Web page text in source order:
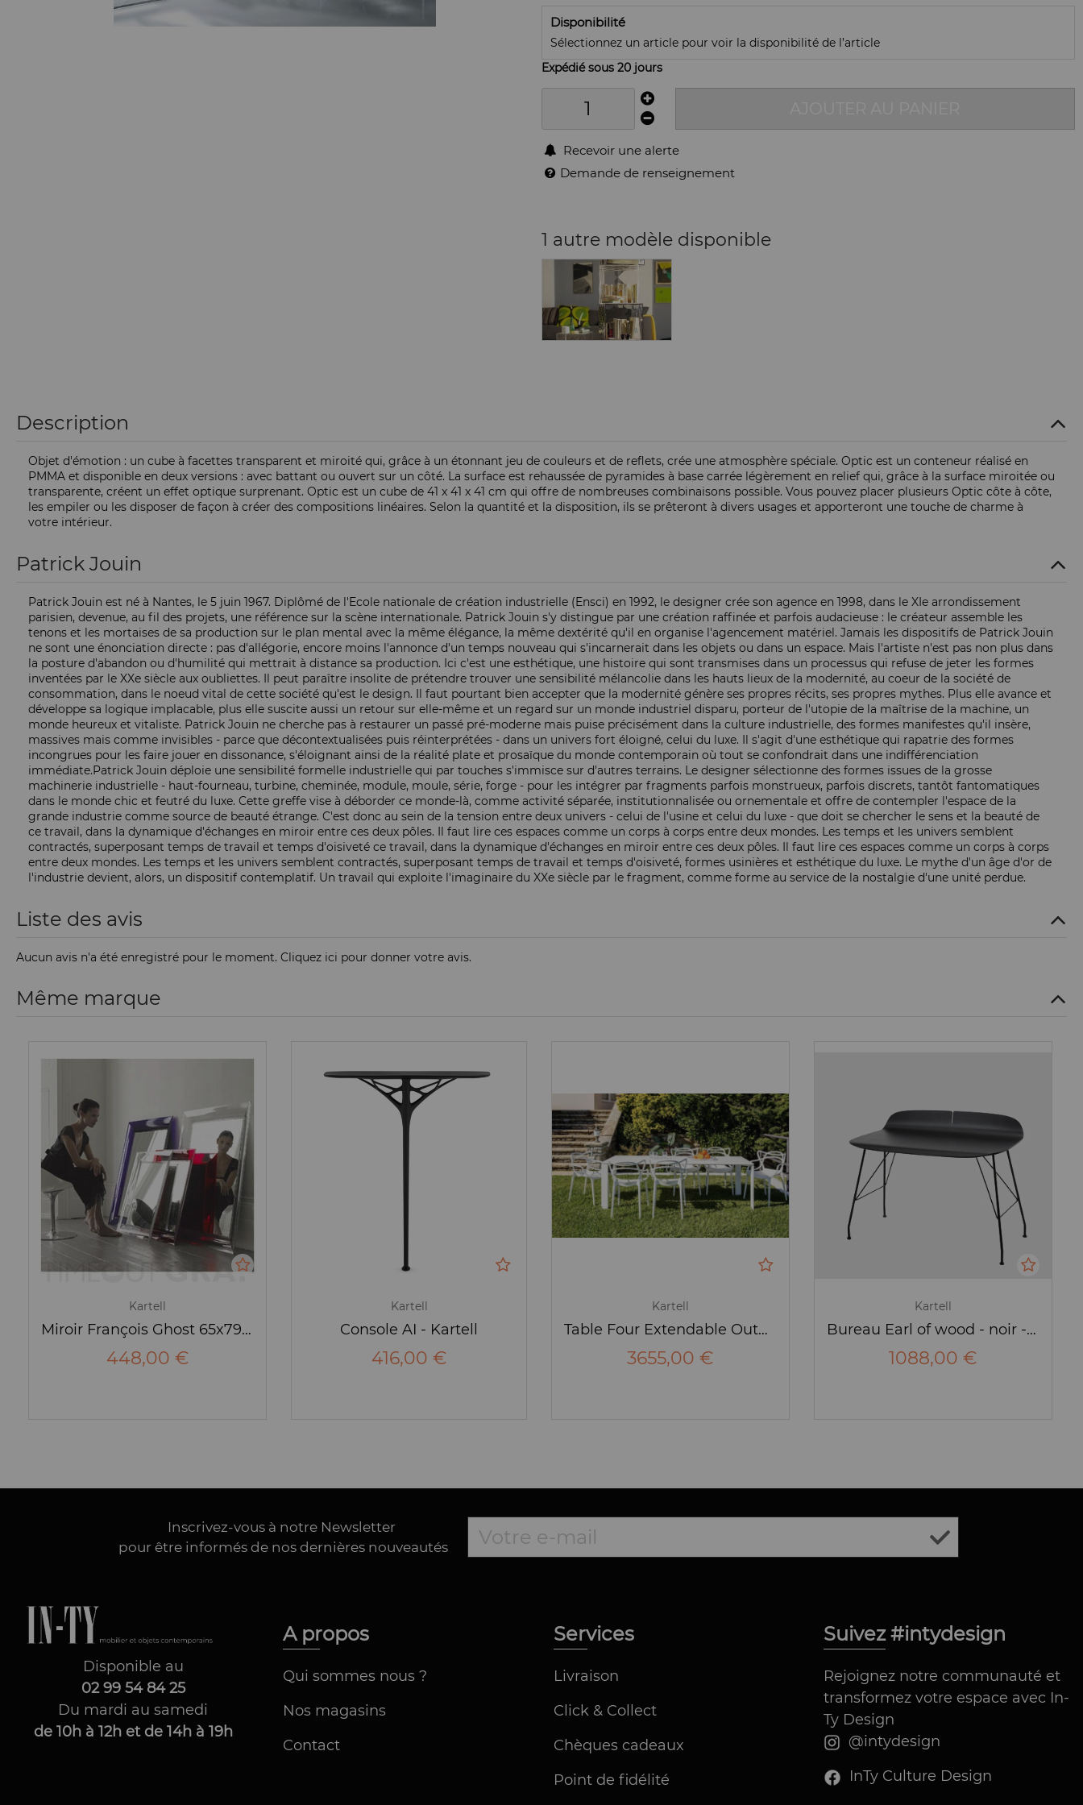
Disponibilité
Sélectionnez un article pour voir la disponibilité de l’article
Expédié sous 20 jours
Recevoir une alerte
Demande de renseignement
1 autre modèle disponible
Description
Objet d'émotion : un cube à facettes transparent et miroité qui, grâce à un étonnant jeu de couleurs et de reflets, crée une atmosphère spéciale. Optic est un conteneur réalisé en
PMMA et disponible en deux versions : avec battant ou ouvert sur un côté. La surface est rehaussée de pyramides à base carrée légèrement en relief qui, grâce à la surface miroitée ou
transparente, créent un effet optique surprenant. Optic est un cube de 41 x 41 x 41 cm qui offre de nombreuses combinaisons possible. Vous pouvez placer plusieurs Optic côte à côte,
les empiler ou les disposer de façon à créer des compositions linéaires. Selon la quantité et la disposition, ils se prêteront à divers usages et apporteront une touche de charme à
votre intérieur.
Patrick Jouin
Patrick Jouin est né à Nantes, le 5 juin 1967. Diplômé de l'Ecole nationale de création industrielle (Ensci) en 1992, le designer crée son agence en 1998, dans le XIe arrondissement
parisien, devenue, au fil des projets, une référence sur la scène internationale. Patrick Jouin s'y distingue par une création raffinée et parfois audacieuse : le créateur assemble les
tenons et les mortaises de sa production sur le plan mental avec la même élégance, la même dextérité qu'il en organise l'agencement matériel. Jamais les dispositifs de Patrick Jouin
ne sont une énonciation directe : pas d'allégorie, encore moins l'annonce d'un temps nouveau qui s'incarnerait dans les objets ou dans un espace. Mais l'artiste n'est pas non plus dans
la posture d'abandon ou d'humilité qui mettrait à distance sa production. Ici c'est une esthétique, une histoire qui sont transmises dans un processus qui refuse de jeter les formes
inventées par le XXe siècle aux oubliettes. Il peut paraître insolite de prétendre trouver une sensibilité mélancolie dans les hauts lieux de la modernité, au coeur de la société de
consommation, dans le noeud vital de cette société qu'est le design. Il faut pourtant bien accepter que la modernité génère ses propres récits, ses propres mythes. Plus elle avance et
développe sa logique implacable, plus elle suscite aussi un retour sur elle-même et un regard sur un monde industriel disparu, porteur de l'utopie de la maîtrise de la machine, un
monde heureux et vitaliste. Patrick Jouin ne cherche pas à restaurer un passé pré-moderne mais puise précisément dans la culture industrielle, des formes manifestes qu'il insère,
massives mais comme invisibles - parce que décontextualisées puis réinterprétées - dans un univers fort éloigné, celui du luxe. Il s'agit d'une esthétique qui rapatrie des formes
incongrues pour les faire jouer en dissonance, s'éloignant ainsi de la réalité plate et prosaïque du monde contemporain où tout se confondrait dans une indifférenciation
immédiate.Patrick Jouin déploie une sensibilité formelle industrielle qui par touches s'immisce sur d'autres terrains. Le designer sélectionne des formes issues de la grosse
machinerie industrielle - haut-fourneau, turbine, cheminée, module, moule, série, forge - pour les intégrer par fragments parfois monstrueux, parfois discrets, tantôt fantomatiques
dans le monde chic et feutré du luxe. Cette greffe vise à déborder ce monde-là, comme activité séparée, institutionnalisée ou ornementale et offre de contempler l'espace de la
grande industrie comme source de beauté étrange. C'est donc au sein de la tension entre deux univers - celui de l'usine et celui du luxe - que doit se chercher le sens et la beauté de
ce travail, dans la dynamique d'échanges en miroir entre ces deux pôles. Il faut lire ces espaces comme un corps à corps entre deux mondes. Les temps et les univers semblent
contractés, superposant temps de travail et temps d'oisiveté ce travail, dans la dynamique d'échanges en miroir entre ces deux pôles. Il faut lire ces espaces comme un corps à corps
entre deux mondes. Les temps et les univers semblent contractés, superposant temps de travail et temps d'oisiveté, formes usinières et esthétique du luxe. Le mythe d'un âge d'or de
l'industrie devient, alors, un dispositif contemplatif. Un travail qui exploite l'imaginaire du XXe siècle par le fragment, comme forme au service de la nostalgie d'une unité perdue.
Liste des avis
Aucun avis n'a été enregistré pour le moment. Cliquez ici pour donner votre avis.
Même marque
Kartell
Miroir François Ghost 65x79 cm - Kartell
448,00 €
Kartell
Console AI - Kartell
416,00 €
Kartell
Table Four Extendable Outdoor
3655,00 €
Kartell
Bureau Earl of wood - noir - Kartell
1088,00 €
Inscrivez-vous à notre Newsletter
pour être informés de nos dernières nouveautés
Disponible au
02 99 54 84 25
Du mardi au samedi
de 10h à 12h et de 14h à 19h
A propos
Qui sommes nous ?
Nos magasins
Contact
Services
Livraison
Click & Collect
Chèques cadeaux
Point de fidélité
Suivez #intydesign
Rejoignez notre communauté et
transformez votre espace avec In-
Ty Design
@intydesign
InTy Culture Design